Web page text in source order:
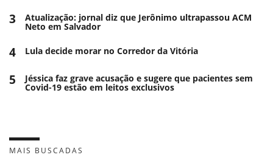
3 Atualização: jornal diz que Jerônimo ultrapassou ACM
Neto em Salvador
4 Lula decide morar no Corredor da Vitória
5 Jéssica faz grave acusação e sugere que pacientes sem
Covid-19 estão em leitos exclusivos
MAIS BUSCADAS